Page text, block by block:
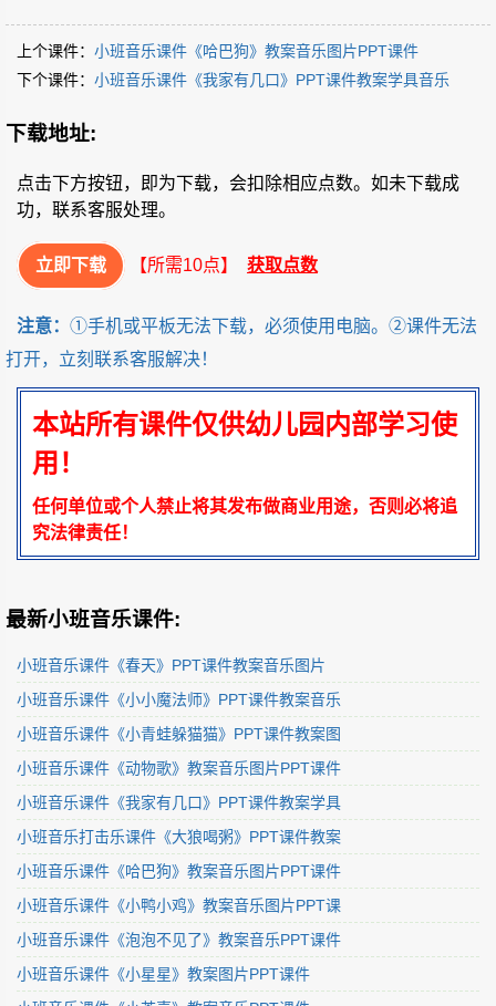
上个课件： 小班音乐课件《哈巴狗》教案音乐图片PPT课件
下个课件： 小班音乐课件《我家有几口》PPT课件教案学具音乐
下载地址:
点击下方按钮，即为下载，会扣除相应点数。如未下载成
功，联系客服处理。
立即下载 【所需10点】 获取点数
注意： ①手机或平板无法下载，必须使用电脑。②课件无法
打开，立刻联系客服解决！
本站所有课件仅供幼儿园内部学习使
用！
任何单位或个人禁止将其发布做商业用途，否则必将追
究法律责任！
最新小班音乐课件:
小班音乐课件《春天》PPT课件教案音乐图片
小班音乐课件《小小魔法师》PPT课件教案音乐
小班音乐课件《小青蛙躲猫猫》PPT课件教案图
小班音乐课件《动物歌》教案音乐图片PPT课件
小班音乐课件《我家有几口》PPT课件教案学具
小班音乐打击乐课件《大狼喝粥》PPT课件教案
小班音乐课件《哈巴狗》教案音乐图片PPT课件
小班音乐课件《小鸭小鸡》教案音乐图片PPT课
小班音乐课件《泡泡不见了》教案音乐PPT课件
小班音乐课件《小星星》教案图片PPT课件